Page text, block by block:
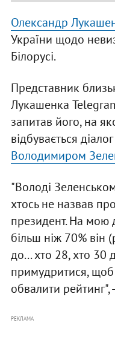
Олександр
України щодо
Білорусі.
Представник
Лукашенка
запитав його, на
відбувається
Володимиром
"Володі
хтось не назвав
президент. На мою
більш ніж 70% він
до... хто 28, хто 30
примудритися,
обвалити
РЕКЛАМА